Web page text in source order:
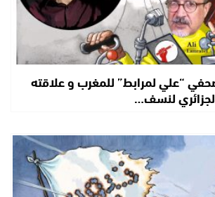
“علي لمرابط” للمغرب و علاقته
لنسف…